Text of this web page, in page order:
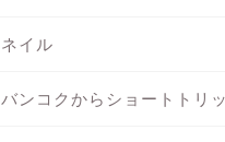
ネイル
バンコクからショートトリ